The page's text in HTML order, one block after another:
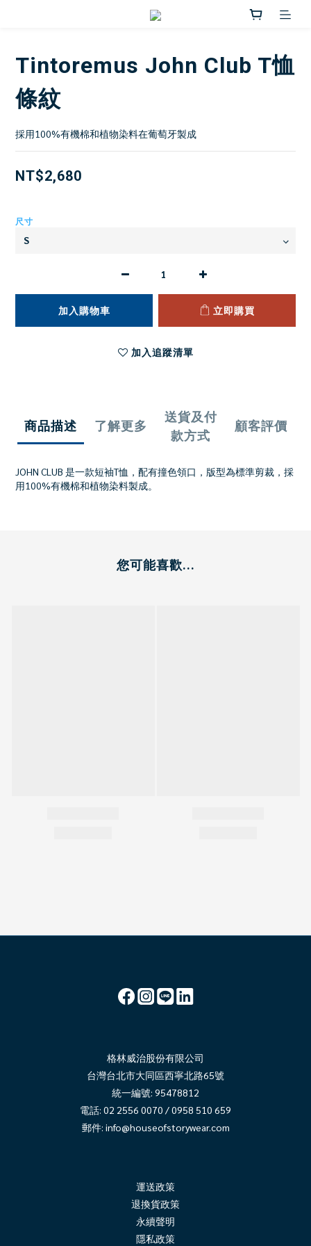
Tintoremus John Club T恤
條紋
採用100%有機棉和植物染料在葡萄牙製成
NT$2,680
尺寸
加入購物車 立即購買
加入追蹤清單
商品描述 了解更多
送貨及付
款方式
顧客評價
JOHN CLUB 是一款短袖T恤，配有撞色領口，版型為標準剪裁，採
用100%有機棉和植物染料製成。
您可能喜歡...
格林威治股份有限公司
台灣台北市大同區西寧北路65號
統一編號: 95478812
電話: 02 2556 0070 / 0958 510 659
郵件: info@houseofstorywear.com
運送政策
退換貨政策
永續聲明
隱私政策